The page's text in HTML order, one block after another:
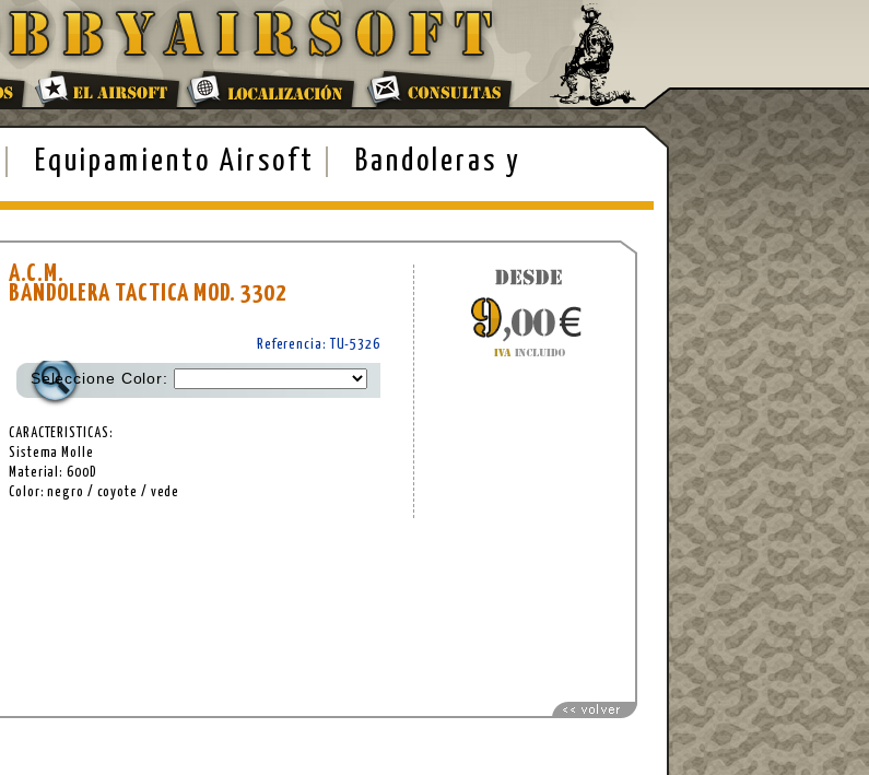
Equipamiento Airsoft
Bandoleras y
A.C.M.
BANDOLERA TACTICA MOD. 3302
Referencia: TU-5326
Seleccione Color:
CARACTERISTICAS:
Sistema Molle
Material: 600D
Color: negro / coyote / vede